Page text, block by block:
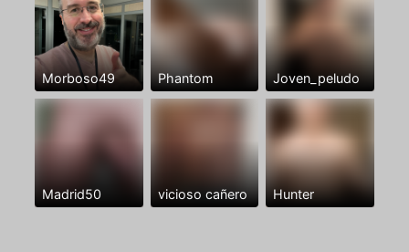
Morboso49 Phantom Joven_peludo
Madrid50 vicioso cañero Hunter